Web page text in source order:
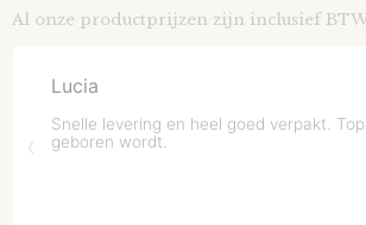
Al onze productprijzen zijn inclusief